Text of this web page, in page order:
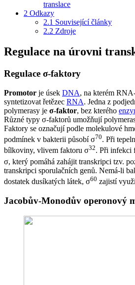
translace
2 Odkazy
2.1 Související články
2.2 Zdroje
Regulace na úrovni
Regulace σ-faktory
Promotor je úsek DNA, na kterém
syntetizovat řetězec RNA. Jedna z
polymerasy je σ-faktor, bez kterého
Různé typy σ-faktorů umožňují
Faktory se označují podle molekulové
podmínek v bakterii působí σ70. Při
bílkoviny, vlivem faktoru σ32. Při infekci
σ, který pomáhá zahájit transkripci tzv.
transkripci sporulačních genů. Nemá-li
dostatek dusíkatých látek, σ60 zajistí
Jacobův-Monodův operonový